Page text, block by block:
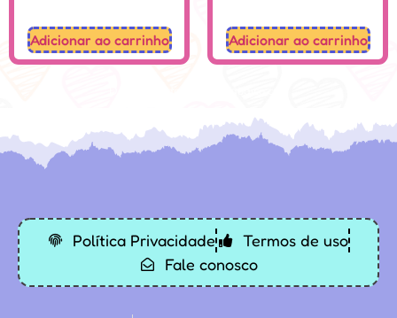
Adicionar ao carrinho Adicionar ao carrinho
Política Privacidade
Termos de uso
Fale conosco